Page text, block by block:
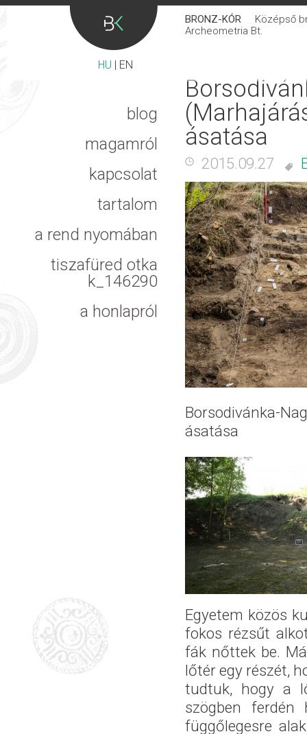
HU | EN
BRONZ-KÓR
Középső
Archeometria Bt.
blog
magamról
kapcsolat
tartalom
a rend nyomában
tiszafüred otka
k_146290
a honlapról
ásatása
2015.09.27
Borsodivánka-
ásatása
Egyetem közös
fokos rézsűt
fák nőttek be.
lőtér egy részét,
tudtuk, hogy a
szögben ferdén
függőlegesre